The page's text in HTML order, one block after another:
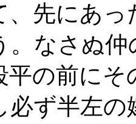
、先にあ
。なさぬ
平の前に
必ず半左